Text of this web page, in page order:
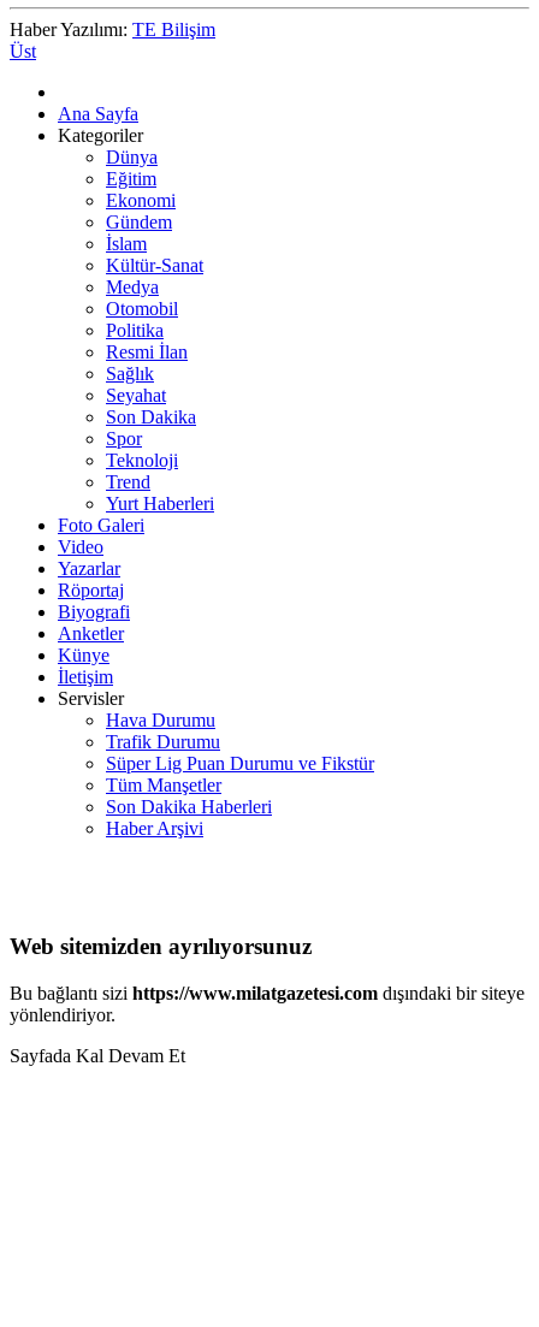
Haber Yazılımı: TE Bilişim
Üst
Ana Sayfa
Kategoriler
Dünya
Eğitim
Ekonomi
Gündem
İslam
Kültür-Sanat
Medya
Otomobil
Politika
Resmi İlan
Sağlık
Seyahat
Son Dakika
Spor
Teknoloji
Trend
Yurt Haberleri
Foto Galeri
Video
Yazarlar
Röportaj
Biyografi
Anketler
Künye
İletişim
Servisler
Hava Durumu
Trafik Durumu
Süper Lig Puan Durumu ve Fikstür
Tüm Manşetler
Son Dakika Haberleri
Haber Arşivi
Web sitemizden ayrılıyorsunuz
Bu bağlantı sizi https://www.milatgazetesi.com dışındaki bir siteye
yönlendiriyor.
Sayfada Kal Devam Et